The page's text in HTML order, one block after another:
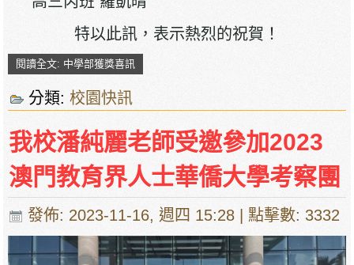
特以此訊，表示熱烈的祝賀！
閱讀全文: 中學部獲獎喜訊
分類:校園快訊
我校潘純麗老師受邀參加2023
澳門教育界人士華僑大學考察團
發佈: 2023-11-16, 週四 15:28 | 點擊數: 3332